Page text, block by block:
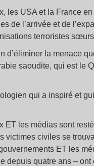
les USA et la France
de l’arrivée et de
terroristes
d’éliminer la menace
saoudite, qui est le
qui a inspiré et
ET les médias sont
victimes civiles se
ET les
depuis quatre ans –